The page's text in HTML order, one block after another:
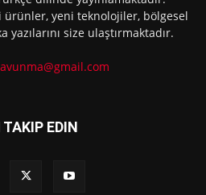
ürünler, yeni teknolojiler, bölgesel
size ulaştırmaktadır.
EDIN